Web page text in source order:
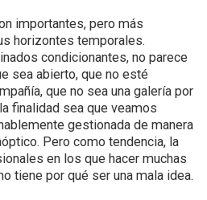
importantes, pero más
horizontes temporales.
condicionantes, no parece
sea abierto, que no esté
que no sea una galería por
finalidad sea que veamos
gestionada de manera
Pero como tendencia, la
en los que hacer muchas
tiene por qué ser una mala idea.